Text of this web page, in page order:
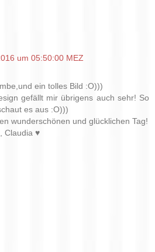
um 05:50:00 MEZ
ein tolles Bild :O)))
gefällt mir übrigens auch sehr! So
es aus :O)))
wunderschönen und glücklichen Tag!
Claudia ♥